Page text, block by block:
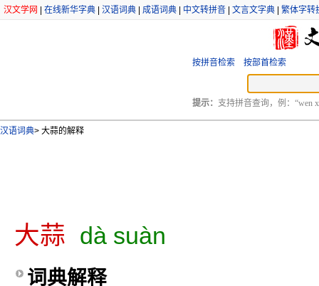
汉文学网 在线新华字典 汉语词典 成语词典 中文转拼音 文言文字典 繁体字转
按拼音检索 按部首检索
提示： 支持拼音查询，例：“wen
汉语词典> 大蒜的解释
大蒜 dà suàn
词典解释